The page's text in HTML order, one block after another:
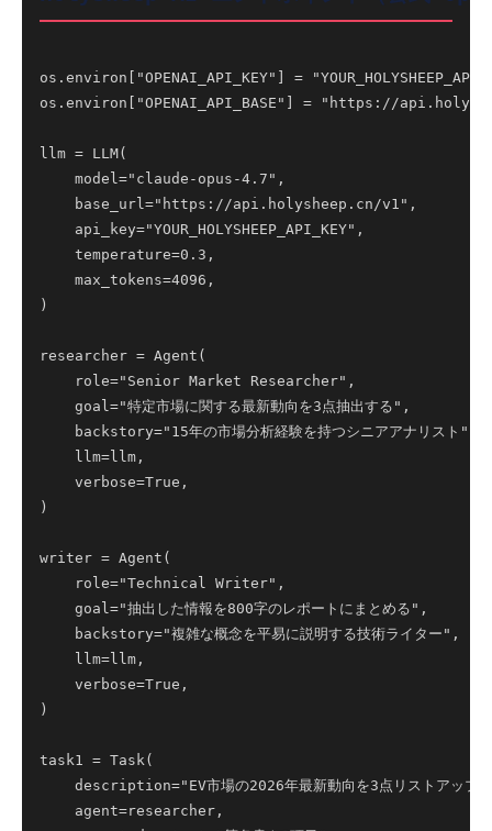
os.environ["OPENAI_API_KEY"] =
os.environ["OPENAI_API_BASE"] = "https://
llm = LLM(
    model="claude-opus-4.7",
    base_url="https://api.holysheep.cn/v1",
    api_key="YOUR_HOLYSHEEP_API_KEY",
    temperature=0.3,
    max_tokens=4096,
)
researcher = Agent(
    role="Senior Market Researcher",
    goal="特定市場に関する最新動向を3点抽出する",
    backstory="15年の市場分析経験を持つシニアアナリスト",
    llm=llm,
    verbose=True,
)
writer = Agent(
    role="Technical Writer",
    goal="抽出した情報を800字のレポートにまとめる",
    backstory="複雑な概念を平易に説明する技術ライター",
    llm=llm,
    verbose=True,
)
task1 = Task(
description="EV市場の2026年最新動向を3点リストアップ
    agent=researcher,